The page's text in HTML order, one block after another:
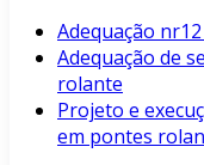
Adequação
Adequação de
rolante
Projeto e
em pontes